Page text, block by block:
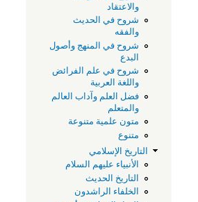
والاعتقاد
شروح في الحديث
والفقه
شروح في المنهج وأصول
البدع
شروح في علم الفرائض
واللغة العربية
فضل العلم وآداب العالم
والمتعلم
متون علمية متنوعة
متنوع
التاريخ الإسلامي
الأنبياء عليهم السلام
التاريخ الحديث
الخلفاء الراشدون